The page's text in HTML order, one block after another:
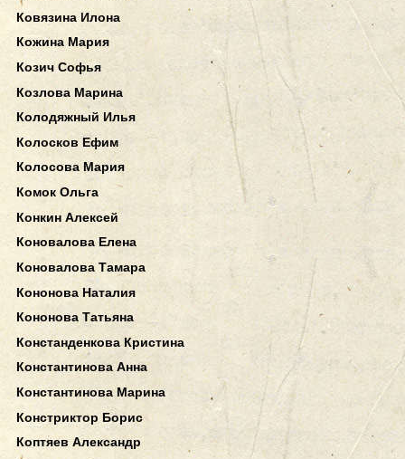
Ковязина Илона
Кожина Мария
Козич Софья
Козлова Марина
Колодяжный Илья
Колосков Ефим
Колосова Мария
Комок Ольга
Конкин Алексей
Коновалова Елена
Коновалова Тамара
Кононова Наталия
Кононова Татьяна
Констанденкова Кристина
Константинова Анна
Константинова Марина
Констриктор Борис
Коптяев Александр